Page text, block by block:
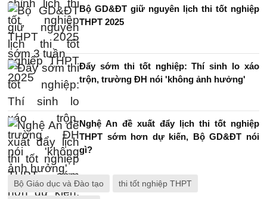
Bộ GD&ĐT giữ nguyên lịch thi tốt nghiệp
THPT 2025
Đẩy sớm thi tốt nghiệp: Thí sinh lo xáo
trộn, trường ĐH nói 'không ảnh hưởng'
Nghệ An đề xuất đẩy lịch thi tốt nghiệp
THPT sớm hơn dự kiến, Bộ GD&ĐT nói
gì?
Bộ Giáo dục và Đào tạo thi tốt nghiệp THPT